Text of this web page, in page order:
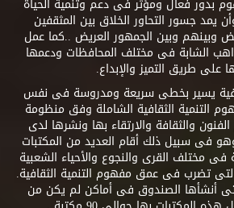
عام 1989 أن يقوم بدور فعال ومؤثر فى دعم وتنمية الحياة
يمد جسور التحاور الخلاق بين المثقفين
وبينهم وبين الجمهور العريض ..كما عمل
الشابة فى مختلف المحافظات ودعمها
على طريق التميز والإبداع.
يسير بخطى سريعة ومدروسة فى نفس
التنمية الثقافية الشاملة وفق منظومة
والثقافة والارتقاء بها ونشرها لدى
فى سبيل ذلك أقام العديد من المكتبات
فى مختلف القرى والنجوع والأحياء الشعبية
تضرب فى عمق مفهوم التنمية الثقافية.
أنشأها الصندوق فى أماكن لم يكن من